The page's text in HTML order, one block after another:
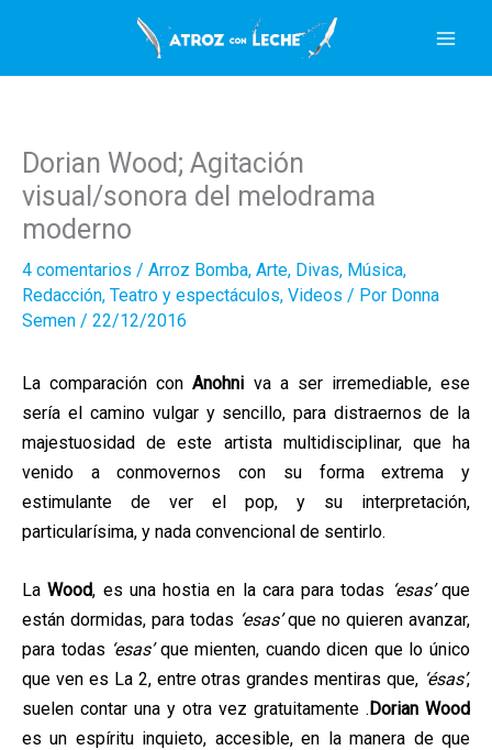
contenido
Dorian Wood; Agitación
visual/sonora del melodrama
moderno
4 comentarios / Arroz Bomba, Arte, Divas, Música,
Redacción, Teatro y espectáculos, Videos / Por Donna
Semen / 22/12/2016
La comparación con Anohni va a ser irremediable, ese
sería el camino vulgar y sencillo, para distraernos de la
majestuosidad de este artista multidisciplinar, que ha
venido a conmovernos con su forma extrema y
estimulante de ver el pop, y su interpretación,
particularísima, y nada convencional de sentirlo.
LaWood, es una hostia en la cara para todas ‘esas’que
están dormidas, para todas ‘esas’que no quieren avanzar,
para todas ‘esas’que mienten, cuando dicen que lo único
que ven es La 2, entre otras grandes mentiras que, ‘ésas’,
suelen contar una y otra vez gratuitamente .Dorian Wood
es un espíritu inquieto, accesible, en la manera de que